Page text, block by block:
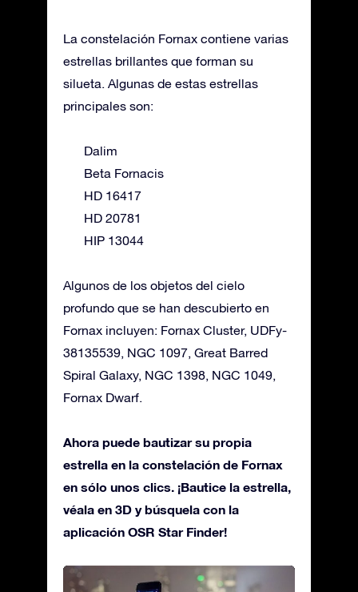
La constelación Fornax contiene varias
estrellas brillantes que forman su
silueta. Algunas de estas estrellas
principales son:
Dalim
Beta Fornacis
HD 16417
HD 20781
HIP 13044
Algunos de los objetos del cielo
profundo que se han descubierto en
Fornax incluyen: Fornax Cluster, UDFy-
38135539, NGC 1097, Great Barred
Spiral Galaxy, NGC 1398, NGC 1049,
Fornax Dwarf.
Ahora puede bautizar su propia
estrella en la constelación de Fornax
en sólo unos clics. ¡Bautice la estrella,
véala en 3D y búsquela con la
aplicación OSR Star Finder!